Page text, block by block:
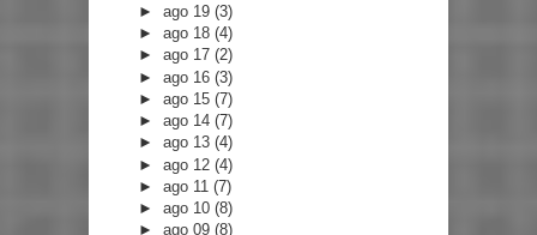
►ago 19(3)
►ago 18(4)
►ago 17(2)
►ago 16(3)
►ago 15(7)
►ago 14(7)
►ago 13(4)
►ago 12(4)
►ago 11(7)
►ago 10(8)
►ago 09(8)